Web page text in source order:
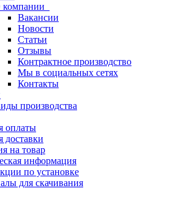
Вакансии
Новости
Статьи
Отзывы
Контрактное производство
Мы в социальных сетях
Контакты
производства
оплаты
доставки
на товар
информация
по установке
для скачивания